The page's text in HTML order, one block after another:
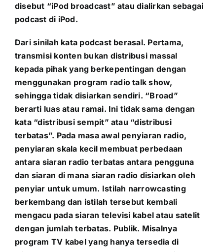
disebut “iPod broadcast” atau dialirkan sebagai
podcast di iPod.
Dari sinilah kata podcast berasal. Pertama,
transmisi konten bukan distribusi massal
kepada pihak yang berkepentingan dengan
menggunakan program radio talk show,
sehingga tidak disiarkan sendiri. “Broad”
berarti luas atau ramai. Ini tidak sama dengan
kata “distribusi sempit” atau “distribusi
terbatas”. Pada masa awal penyiaran radio,
penyiaran skala kecil membuat perbedaan
antara siaran radio terbatas antara pengguna
dan siaran di mana siaran radio disiarkan oleh
penyiar untuk umum. Istilah narrowcasting
berkembang dan istilah tersebut kembali
mengacu pada siaran televisi kabel atau satelit
dengan jumlah terbatas. Publik. Misalnya
program TV kabel yang hanya tersedia di